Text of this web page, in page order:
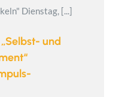
Dienstag, [...]
„Selbst- und